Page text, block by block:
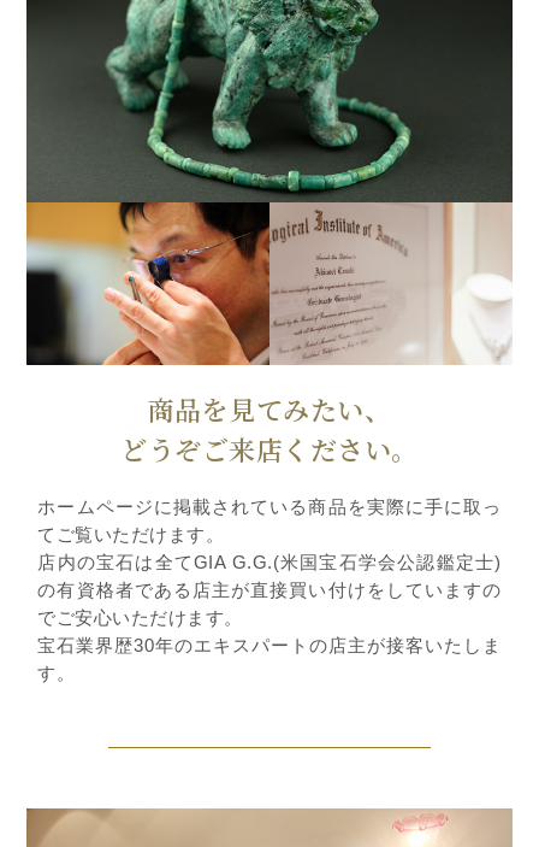
商品を見てみたい、
どうぞご来店ください。
ホームページに掲載されている商品を実際に手に取っ
てご覧いただけます。
店内の宝石は全てGIA G.G.(米国宝石学会公認鑑定士)
の有資格者である店主が直接買い付けをしていますの
でご安心いただけます。
宝石業界歴30年のエキスパートの店主が接客いたしま
す。